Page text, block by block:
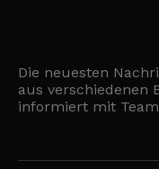
Die neuesten
aus verschiedenen
informiert mit